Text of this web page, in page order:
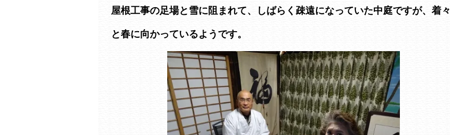
屋根工事の足場と雪に阻まれて、しばらく疎遠になっていた中庭ですが、着々
と春に向かっているようです。